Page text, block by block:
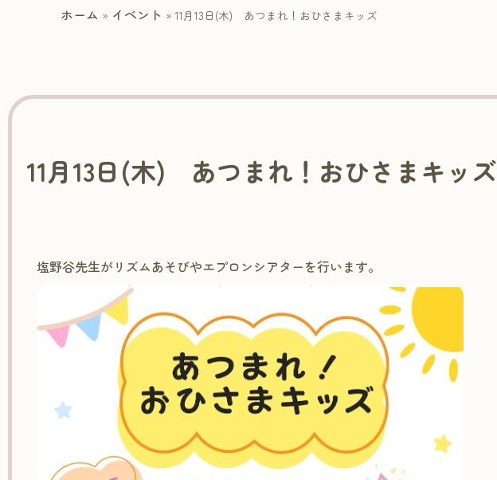
ホーム » イベント »11月13日(木) あつまれ！おひさまキッズ
11月13日(木) あつまれ！おひさまキッズ
塩野谷先生がリズムあそびやエプロンシアターを行います。